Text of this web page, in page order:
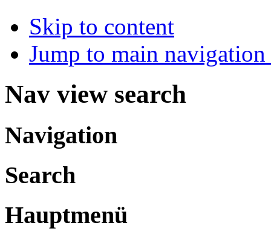
Skip to content
Jump to main
Nav view search
Navigation
Search
Hauptmenü